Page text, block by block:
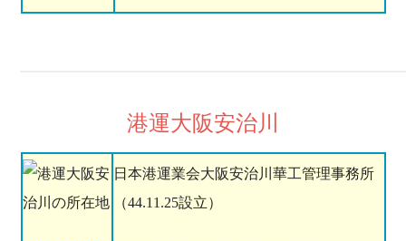
港運大阪安治川
日本港運業会大阪安治川華工管理事務所
（44.11.25設立）